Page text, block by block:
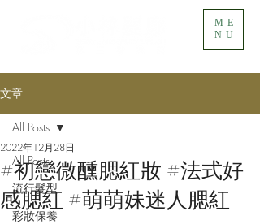
ME
NU
文章
All Posts
流行髮型
彩妝保養
All Posts
#初戀微醺腮紅妝 #法式好
感腮紅 #萌萌妹迷人腮紅
2022年12月28日